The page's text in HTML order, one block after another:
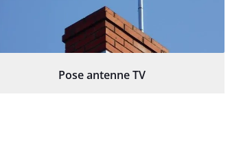
Pose antenne TV